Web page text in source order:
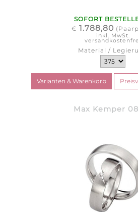
SOFORT
€ 1.788,80
inkl. MwSt.
Material /
Max Kemper